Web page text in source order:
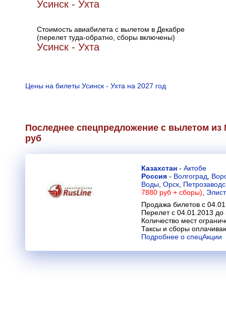
Усинск - Ухта
Стоимость авиабилета с вылетом в Декабре
(перелет туда-обратно, сборы включены)
Усинск - Ухта
Цены на билеты Усинск - Ухта на 2027 год
Последнее спецпредложение с вылетом из
руб
Казахстан - Актобе
Россия - Волгоград
Воды Орск
7880 руб + сборы)
Продажа билетов с
Перелет с 04.01.2013 до
Количество мест
Таксы и сборы
Подробнее о спецАкции